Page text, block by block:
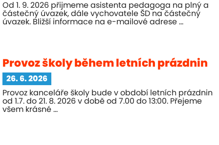
Od 1. 9. 2026 přijmeme asistenta pedagoga na plný a
částečný úvazek, dále vychovatele ŠD na částečný
úvazek. Bližší informace na e-mailové adrese ...
Provoz školy během letních prázdnin
26. 6. 2026
Provoz kanceláře školy bude v období letních prázdnin
od 1.7. do 21. 8. 2026 v době od 7.00 do 13:00. Přejeme
všem krásné ...